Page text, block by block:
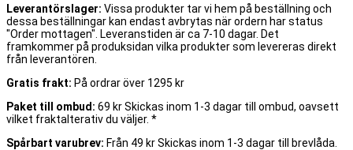
Leverantörslager: Vissa produkter tar vi hem på beställning och
dessa beställningar kan endast avbrytas när ordern har status
"Order mottagen". Leveranstiden är ca 7-10 dagar. Det
framkommer på produksidan vilka produkter som levereras direkt
från leverantören.
Gratis frakt: På ordrar över 1295 kr
Paket till ombud: 69 kr Skickas inom 1-3 dagar till ombud, oavsett
vilket fraktalterativ du väljer. *
Spårbart varubrev: Från 49 kr Skickas inom 1-3 dagar till brevlåda.